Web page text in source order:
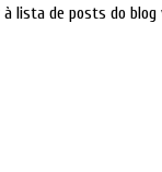
lista de posts do